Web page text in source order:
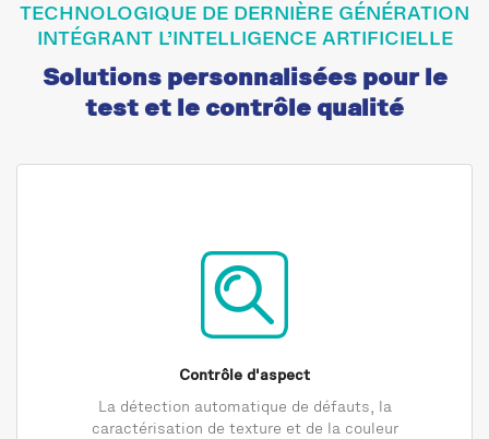
TECHNOLOGIQUE DE DERNIÈRE GÉNÉRATION
INTÉGRANT L’INTELLIGENCE ARTIFICIELLE
Solutions personnalisées pour le
test et le contrôle qualité
Contrôle d'aspect
La détection automatique de défauts, la
caractérisation de texture et de la couleur